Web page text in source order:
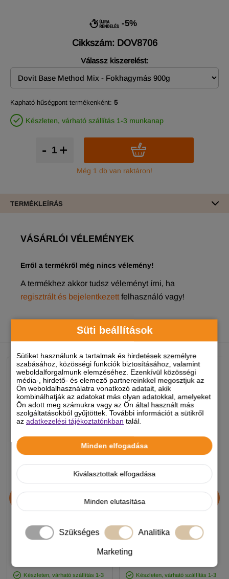
Süti beállítások
Sütiket használunk a tartalmak és hirdetések személyre
szabásához, közösségi funkciók biztosításához, valamint
weboldalforgalmunk elemzéséhez. Ezenkívül közösségi
média-, hirdető- és elemező partnereinkkel megosztjuk az
Ön weboldalhasználatra vonatkozó adatait, akik
kombinálhatják az adatokat más olyan adatokkal, amelyeket
Ön adott meg számukra vagy az Ön által használt más
szolgáltatásokból gyűjtöttek. További információt a sütikről
azadatkezelési tájékoztatónkban talál.
Minden elfogadása
Kiválasztottak elfogadása
Minden elutasítása
Szükséges Analitika
Marketing
-5%
Cikkszám: DOV8706
Válassz kiszerelést:
Kapható hűségpont termékenként: 5
Készleten, várható szállítás 1-3 munkanap
+
-
Még 1 db van raktáron!
TERMÉKLEÍRÁS
VÁSÁRLÓI VÉLEMÉNYEK
Erről a termékről még nincs vélemény!
A termékhez akkor tudsz véleményt írni, ha
regisztrált és bejelentkezett felhasználó vagy!
NEKED AJÁNLJUK
jutalomfalat 25g
890 Ft
Készleten, várható szállítás 1-3
Balance Lamb & Pumpkin
17+1kg
11 990 Ft
Készleten, várható szállítás 1-3